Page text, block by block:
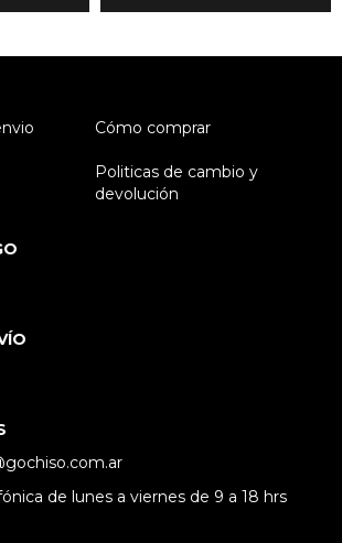
Cómo comprar
Politicas de cambio y
devolución
de lunes a viernes de 9 a 18 hrs